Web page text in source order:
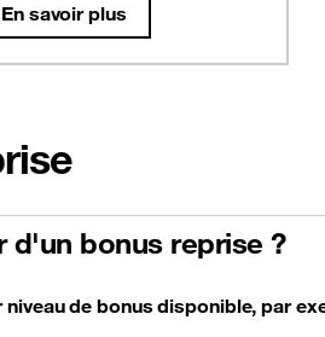
En savoir plus
d'un bonus reprise ?
de bonus disponible, par